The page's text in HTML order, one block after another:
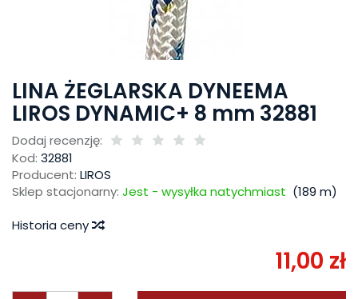
LINA ŻEGLARSKA DYNEEMA
LIROS DYNAMIC+ 8 mm 32881
Dodaj recenzję:
Kod: 32881
Producent: LIROS
Sklep stacjonarny: Jest - wysyłka natychmiast (189 m)
Historia ceny
11,00 zł